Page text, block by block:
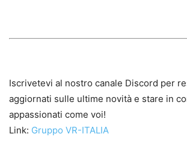
Iscrivetevi al nostro canale Discord per
aggiornati sulle ultime novità e stare in
appassionati come voi!
Link: Gruppo VR-ITALIA